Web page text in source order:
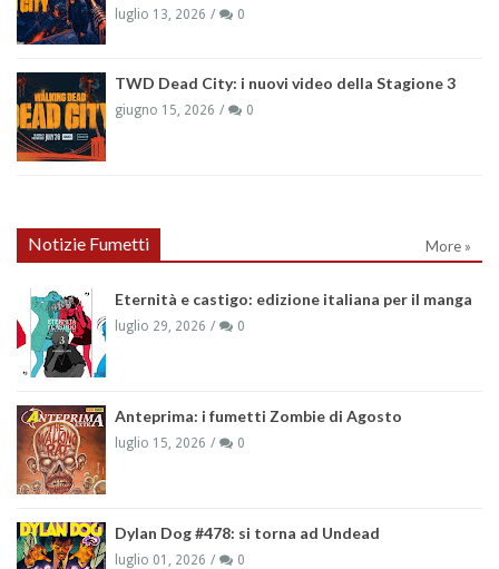
luglio 13, 2026 0
TWD Dead City: i nuovi video della Stagione 3
giugno 15, 2026 0
Notizie Fumetti More »
Eternità e castigo: edizione italiana per il manga
luglio 29, 2026 0
Anteprima: i fumetti Zombie di Agosto
luglio 15, 2026 0
Dylan Dog #478: si torna ad Undead
luglio 01, 2026 0